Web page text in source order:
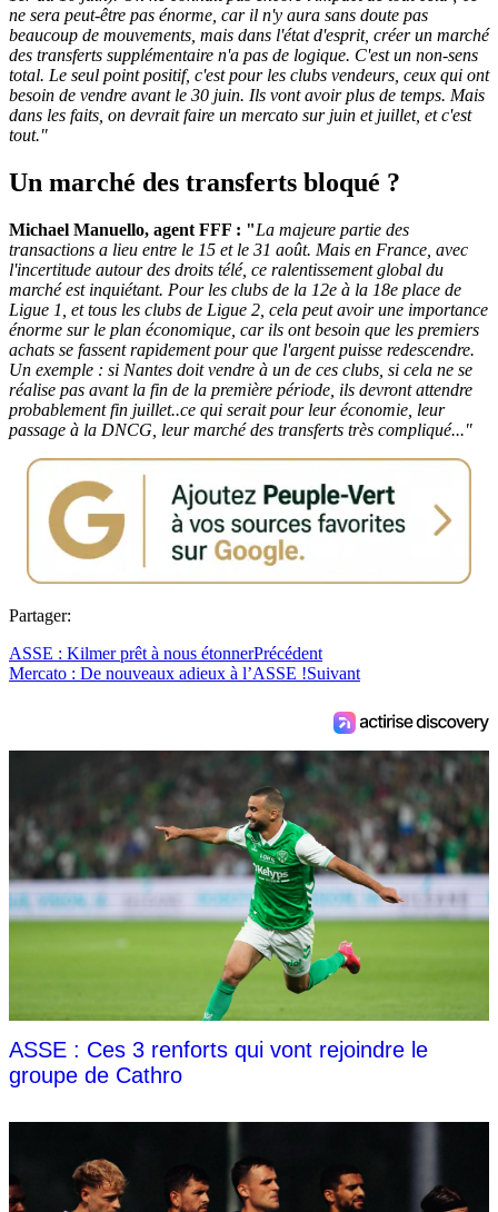
ne sera peut-être pas énorme, car il n'y aura sans doute pas
beaucoup de mouvements, mais dans l'état d'esprit, créer un marché
des transferts supplémentaire n'a pas de logique. C'est un non-sens
total. Le seul point positif, c'est pour les clubs vendeurs, ceux qui ont
besoin de vendre avant le 30 juin. Ils vont avoir plus de temps. Mais
dans les faits, on devrait faire un mercato sur juin et juillet, et c'est
tout."
Un marché des transferts bloqué ?
Michael Manuello, agent FFF : "La majeure partie des
transactions a lieu entre le 15 et le 31 août. Mais en France, avec
l'incertitude autour des droits télé, ce ralentissement global du
marché est inquiétant. Pour les clubs de la 12e à la 18e place de
Ligue 1, et tous les clubs de Ligue 2, cela peut avoir une importance
énorme sur le plan économique, car ils ont besoin que les premiers
achats se fassent rapidement pour que l'argent puisse redescendre.
Un exemple : si Nantes doit vendre à un de ces clubs, si cela ne se
réalise pas avant la fin de la première période, ils devront attendre
probablement fin juillet..ce qui serait pour leur économie, leur
passage à la DNCG, leur marché des transferts très compliqué..."
Partager:
ASSE : Kilmer prêt à nous étonnerPrécédent
Mercato : De nouveaux adieux à l’ASSE !Suivant
ASSE : Ces 3 renforts qui vont rejoindre le
groupe de Cathro